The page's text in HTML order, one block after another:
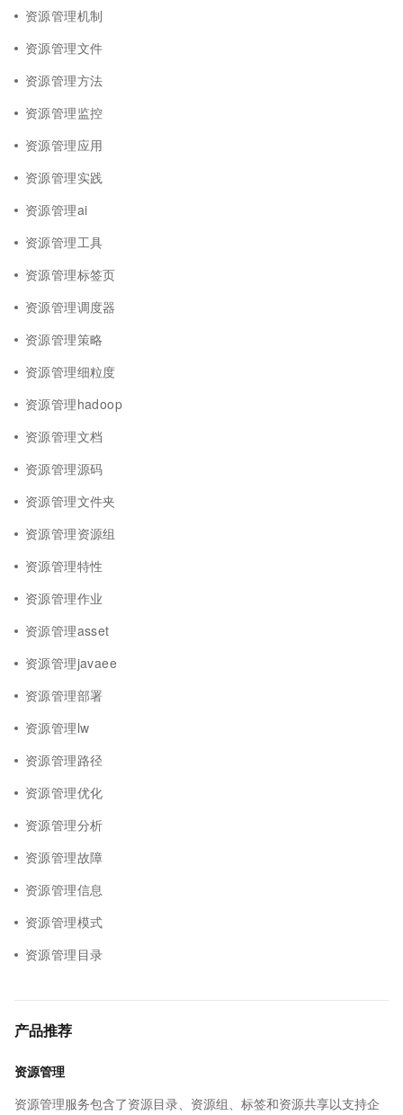
资源管理机制
资源管理文件
资源管理方法
资源管理监控
资源管理应用
资源管理实践
资源管理ai
资源管理工具
资源管理标签页
资源管理调度器
资源管理策略
资源管理细粒度
资源管理hadoop
资源管理文档
资源管理源码
资源管理文件夹
资源管理资源组
资源管理特性
资源管理作业
资源管理asset
资源管理javaee
资源管理部署
资源管理lw
资源管理路径
资源管理优化
资源管理分析
资源管理故障
资源管理信息
资源管理模式
资源管理目录
产品推荐
资源管理
资源管理服务包含了资源目录、资源组、标签和资源共享以支持企